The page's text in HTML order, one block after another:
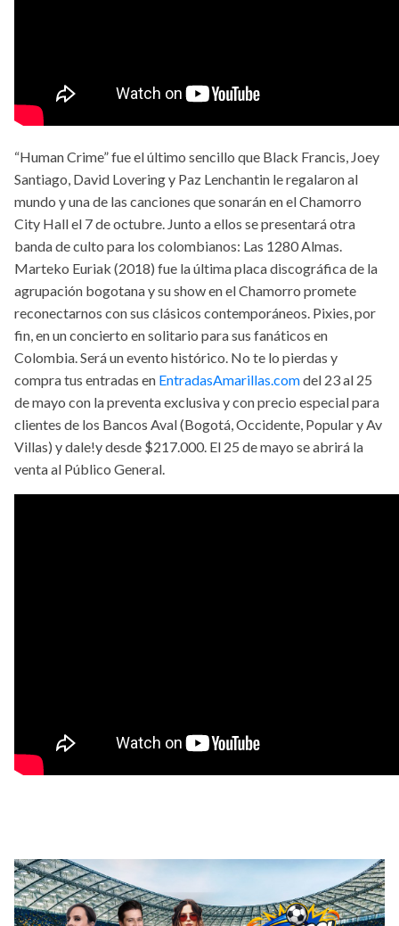
“Human Crime” fue el último sencillo que Black Francis, Joey
Santiago, David Lovering y Paz Lenchantin le regalaron al
mundo y una de las canciones que sonarán en el Chamorro
City Hall el 7 de octubre. Junto a ellos se presentará otra
banda de culto para los colombianos: Las 1280 Almas.
Marteko Euriak (2018) fue la última placa discográfica de la
agrupación bogotana y su show en el Chamorro promete
reconectarnos con sus clásicos contemporáneos. Pixies, por
fin, en un concierto en solitario para sus fanáticos en
Colombia. Será un evento histórico. No te lo pierdas y
compra tus entradas en EntradasAmarillas.comdel 23 al 25
de mayo con la preventa exclusiva y con precio especial para
clientes de los Bancos Aval (Bogotá, Occidente, Popular y Av
Villas) y dale!y desde $217.000. El 25 de mayo se abrirá la
venta al Público General.